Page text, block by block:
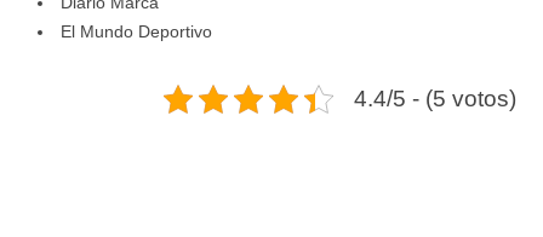
El Mundo Deportivo
4.4/5 - (5 votos)